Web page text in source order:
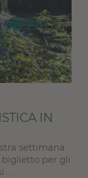
IN
settimana
biglietto per gli